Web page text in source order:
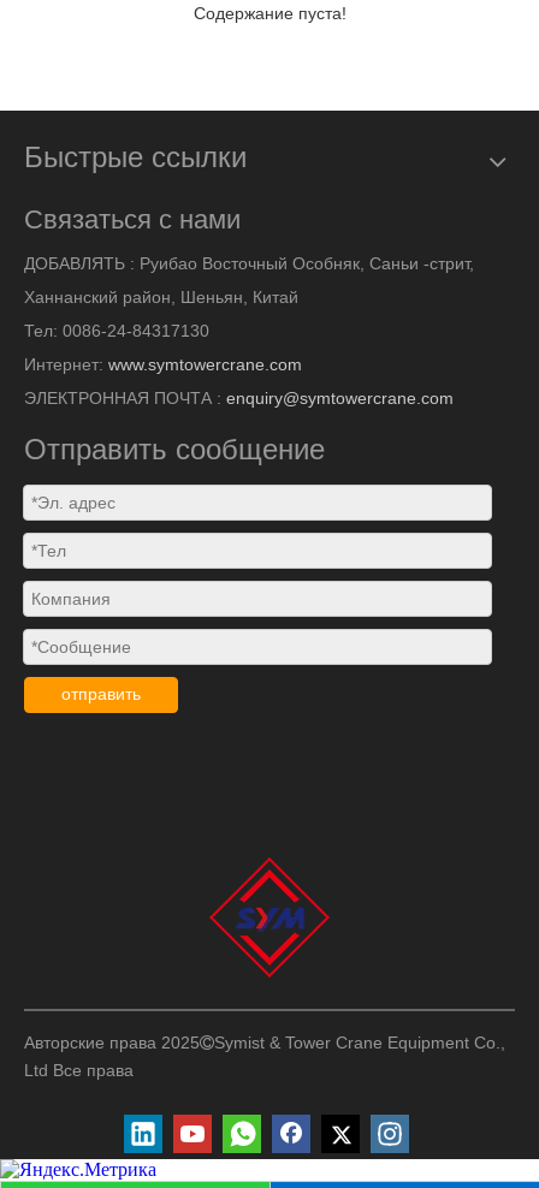
Содержание пуста!
Быстрые ссылки
Связаться с нами
ДОБАВЛЯТЬ : Руибао Восточный Особняк, Саньи -стрит,
Ханнанский район, Шеньян, Китай
Тел: 0086-24-84317130
Интернет: www.symtowercrane.com
ЭЛЕКТРОННАЯ ПОЧТА : enquiry@symtowercrane.com
Отправить сообщение
отправить
Авторские права 2025Symist & Tower Crane Equipment Co.,
Ltd Все права